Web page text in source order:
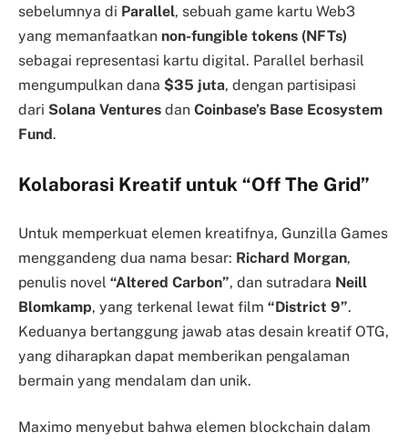
sebelumnya di Parallel, sebuah game kartu Web3
yang memanfaatkan non-fungible tokens (NFTs)
sebagai representasi kartu digital. Parallel berhasil
mengumpulkan dana $35 juta, dengan partisipasi
dari Solana Ventures dan Coinbase’s Base Ecosystem
Fund.
Kolaborasi Kreatif untuk “Off The Grid”
Untuk memperkuat elemen kreatifnya, Gunzilla Games
menggandeng dua nama besar: Richard Morgan,
penulis novel “Altered Carbon”, dan sutradara Neill
Blomkamp, yang terkenal lewat film “District 9”.
Keduanya bertanggung jawab atas desain kreatif OTG,
yang diharapkan dapat memberikan pengalaman
bermain yang mendalam dan unik.
Maximo menyebut bahwa elemen blockchain dalam